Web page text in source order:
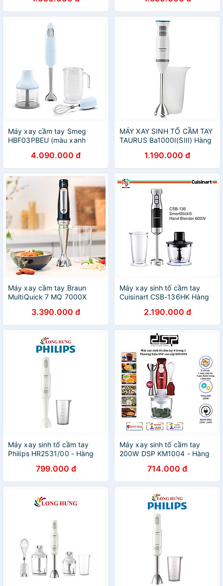
Máy xay cầm tay Smeg
HBF03PBEU (màu xanh
4.090.000 đ
MÁY XAY SINH TỐ CẦM TAY
TAURUS Ba1000I(SIII) Hàng
1.190.000 đ
Máy xay cầm tay Braun
MultiQuick 7 MQ 7000X
3.390.000 đ
Máy xay sinh tố cầm tay
Cuisinart CSB-136HK Hàng
2.190.000 đ
Máy xay sinh tố cầm tay
Philips HR2531/00 - Hàng
799.000 đ
Máy xay sinh tố cầm tay
200W DSP KM1004 - Hàng
714.000 đ